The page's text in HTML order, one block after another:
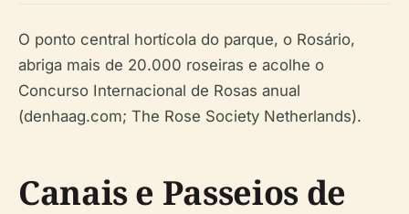
O ponto central hortícola do parque, o Rosário,
abriga mais de 20.000 roseiras e acolhe o
Concurso Internacional de Rosas anual
(denhaag.com; The Rose Society Netherlands).
Canais e Passeios de